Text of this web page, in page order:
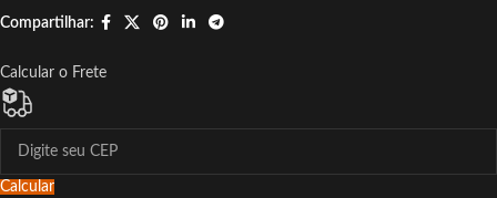
Compartilhar:
Calcular o Frete
Calcular